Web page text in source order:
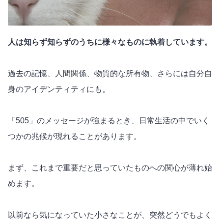
人は知らず知らずのうちに様々なものに執着しています。
過去の記憶、人間関係、物質的な所有物、さらには自分自
身のアイデンティティにも。
「505」のメッセージが強まるとき、日常生活の中でいく
つかの兆候が現れることがあります。
まず、これまで重要だと思っていたものへの関心が薄れ始
めます。
以前なら気になっていた小さなことが、突然どうでもよく